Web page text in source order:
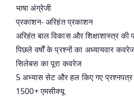
भाषा अंग्रेजी
प्रकाशन- अरिहंत प्रकाशन
अरिहंत बाल विकास और शिक्षाशास्त्र की
पिछले वर्षों के प्रश्नों का अध्यायवार
सिलेबस का पूरा कवरेज
5 अभ्यास सेट और हल किए गए
1500+ एमसीक्यू